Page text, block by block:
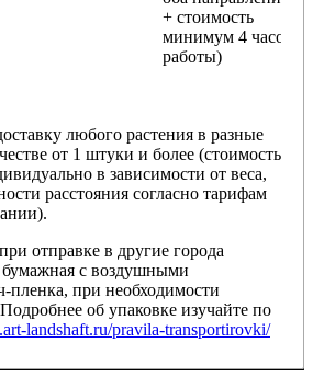
+ стоимость
минимум 4 часов
работы)
любого растения в разные
от 1 штуки и более (стоимость
в зависимости от веса,
расстояния согласно тарифам
отправке в другие города
бумажная с воздушными
пленка, при необходимости
об упаковке изучайте по
landshaft.ru/pravila-transportirovki/